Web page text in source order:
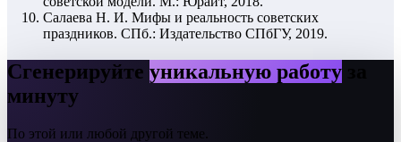
Салаева Н. И. Мифы и реальность советских
праздников. СПб.: Издательство СПбГУ, 2019.
Сгенерируйте уникальную работу
минуту
По этой или любой другой теме.